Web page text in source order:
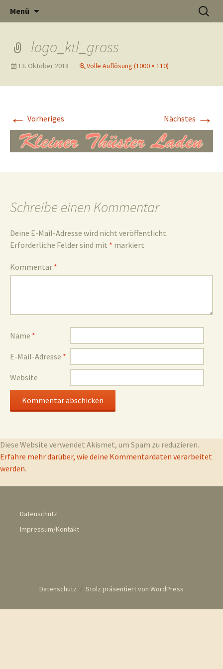
Thüste im
Internet
und
aus
und
Menü
Suchen
nach:
logo_ktl_gross
13. Oktober 2018 Volle Auflösung (1000 × 110)
← Vorheriges Nächstes →
Schreibe einen Kommentar
Deine E-Mail-Adresse wird nicht veröffentlicht.
Erforderliche Felder sind mit * markiert
Kommentar *
Name *
E-Mail-Adresse *
Website
Diese Website verwendet Akismet, um Spam zu reduzieren.
Erfahre mehr darüber, wie deine Kommentardaten verarbeitet
werden.
Datenschutz
Impressum/Kontakt
Datenschutz Stolz präsentiert von WordPress